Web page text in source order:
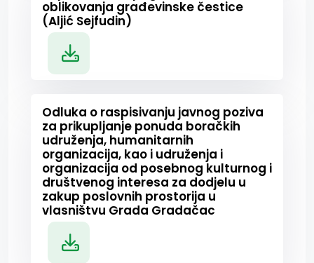
oblikovanja građevinske čestice
(Aljić Sejfudin)
Odluka o raspisivanju javnog poziva
za prikupljanje ponuda boračkih
udruženja, humanitarnih
organizacija, kao i udruženja i
organizacija od posebnog kulturnog i
društvenog interesa za dodjelu u
zakup poslovnih prostorija u
vlasništvu Grada Gradačac